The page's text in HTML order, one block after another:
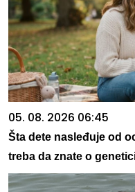
05. 08. 2026 06:45
Šta dete nasleđuje od
treba da znate o